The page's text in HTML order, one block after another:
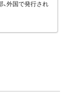
、外国で発行され